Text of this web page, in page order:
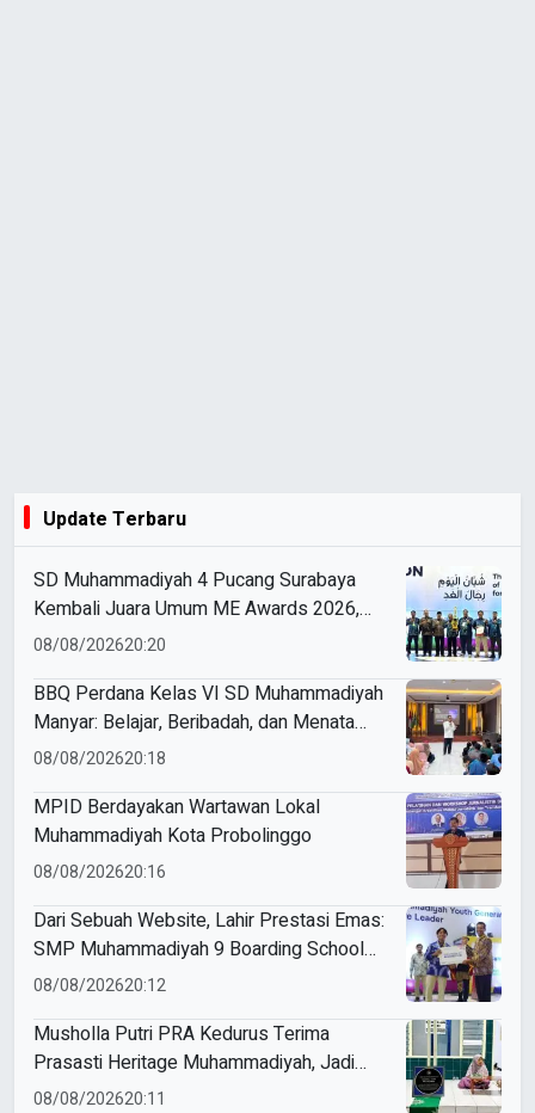
Update Terbaru
SD Muhammadiyah 4 Pucang Surabaya
Kembali Juara Umum ME Awards 2026,
Borong 31 Medali
08/08/202620:20
BBQ Perdana Kelas VI SD Muhammadiyah
Manyar: Belajar, Beribadah, dan Menata
Langkah Raih Prestasi
08/08/202620:18
MPID Berdayakan Wartawan Lokal
Muhammadiyah Kota Probolinggo
08/08/202620:16
Dari Sebuah Website, Lahir Prestasi Emas:
SMP Muhammadiyah 9 Boarding School
Tanggulangin Raih Gold Medal ME Award
08/08/202620:12
Musholla Putri PRA Kedurus Terima
Prasasti Heritage Muhammadiyah, Jadi
Pengingat Sejarah Dakwah dan Amal Saleh
08/08/202620:11